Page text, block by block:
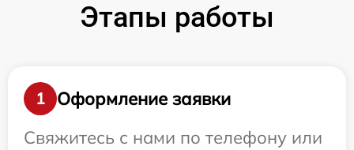
Этапы работы
1
Оформление заявки
Свяжитесь с нами по телефону или